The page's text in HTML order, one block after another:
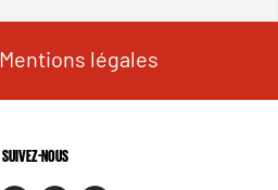
Mentions légales
SUIVEZ-NOUS